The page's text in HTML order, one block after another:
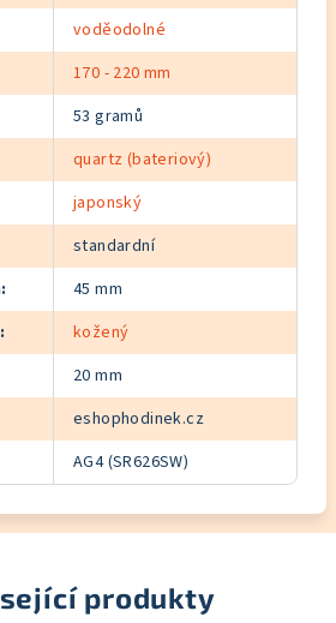
voděodolné
170 - 220 mm
53 gramů
quartz (bateriový)
japonský
standardní
:
45 mm
:
kožený
20 mm
eshophodinek.cz
AG4 (SR626SW)
produkty